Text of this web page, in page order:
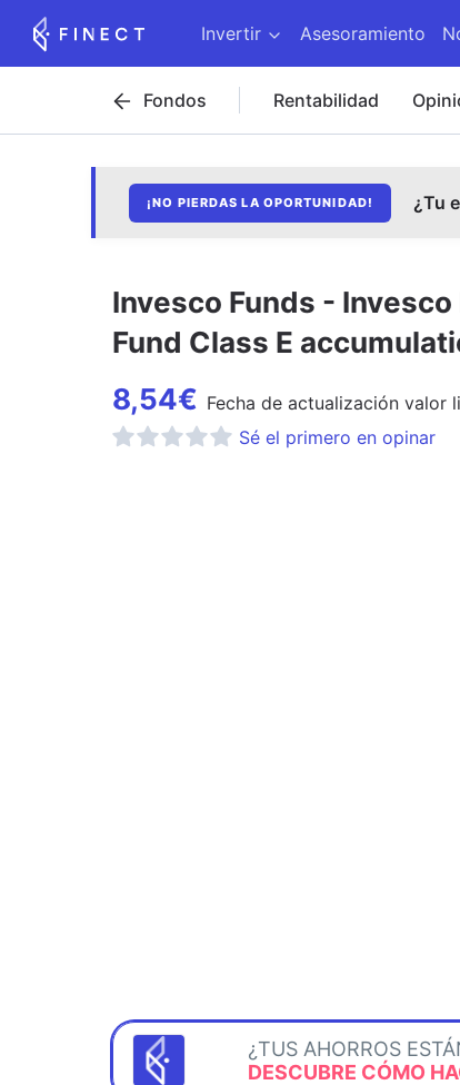
Invertir Asesoramiento
Fondos Rentabilidad
¡NO PIERDAS LA OPORTUNIDAD! ¿Tu
Invesco Funds -
Fund Class E
8,54€ Fecha de actualización valor
Sé el primero en opinar
¿TUS AHORROS
DESCUBRE CÓMO